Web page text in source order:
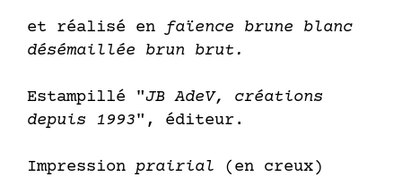
et réalisé en faïence brune blanc
désémaillée brun brut.
Estampillé "JB AdeV, créations
depuis 1993", éditeur.
Impression prairial (en creux)